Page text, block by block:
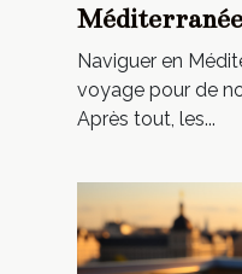
Naviguer en
voyage pour de
Après tout, les...